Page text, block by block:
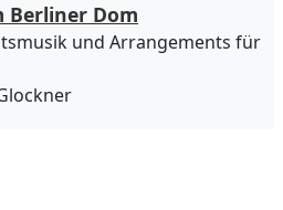
Berliner Dom
und Arrangements für